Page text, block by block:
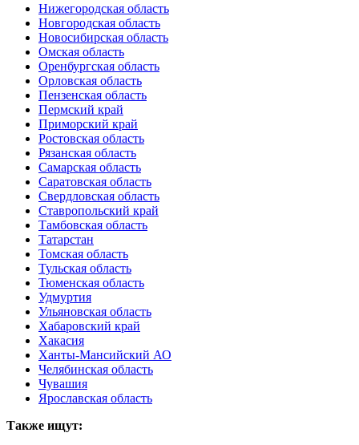
Нижегородская область
Новгородская область
Новосибирская область
Омская область
Оренбургская область
Орловская область
Пензенская область
Пермский край
Приморский край
Ростовская область
Рязанская область
Самарская область
Саратовская область
Свердловская область
Ставропольский край
Тамбовская область
Татарстан
Томская область
Тульская область
Тюменская область
Удмуртия
Ульяновская область
Хабаровский край
Хакасия
Ханты-Мансийский АО
Челябинская область
Чувашия
Ярославская область
Также ищут: